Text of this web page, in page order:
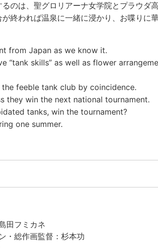
のは、聖グロリアーナ女学院とプラウダ高
終われば温泉に一緒に浸かり、お喋りに
from Japan as we know it.
“tank skills” as well as flower
feeble tank club by coincidence.
they win the next national tournament.
tanks, win the tournament?
one summer.
田フミカネ
・総作画監督：杉本功